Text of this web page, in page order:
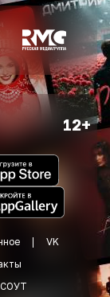
12+
VK
СОУТ